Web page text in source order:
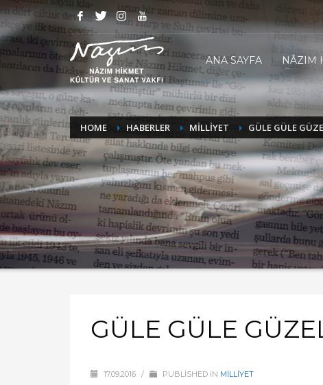
ANA SAYFA NÂZIM
HOME HABERLER MİLLİYET GÜLE GÜLE
GÜLE GÜLE
17.09.2016 / PUBLISHED IN MİLLİYET